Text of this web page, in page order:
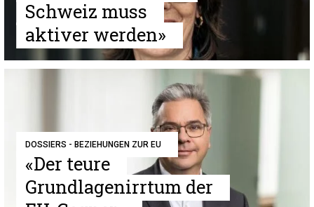
Schweiz muss
aktiver werden»
DOSSIERS - BEZIEHUNGEN ZUR EU
«Der teure
Grundlagenirrtum der